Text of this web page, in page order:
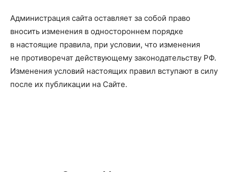
Администрация сайта оставляет за собой право
вносить изменения в одностороннем порядке
в настоящие правила, при условии, что изменения
не противоречат действующему законодательству РФ.
Изменения условий настоящих правил вступают в силу
после их публикации на Сайте.